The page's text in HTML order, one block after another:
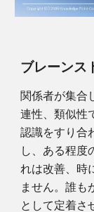
ブレーンス
関係者が集合
連性、類似性
認識をすり合
し、ある程度
れは改善、時
ません。誰も
として定着さ